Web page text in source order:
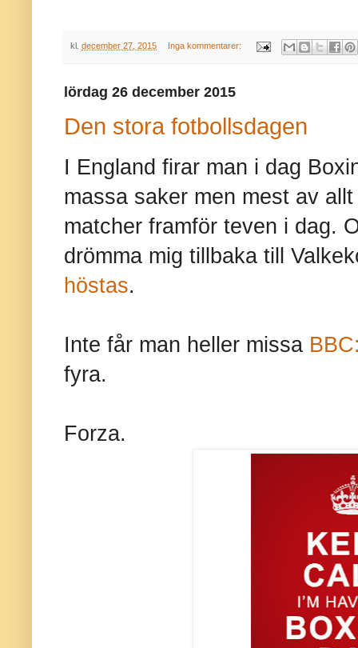
kl. december 27, 2015 Inga kommentarer:
lördag 26 december 2015
Den stora fotbollsdagen
I England firar man i dag
massa saker men mest av
matcher framför teven i dag.
drömma mig tillbaka till
höstas.
Inte får man heller missa
fyra.
Forza.